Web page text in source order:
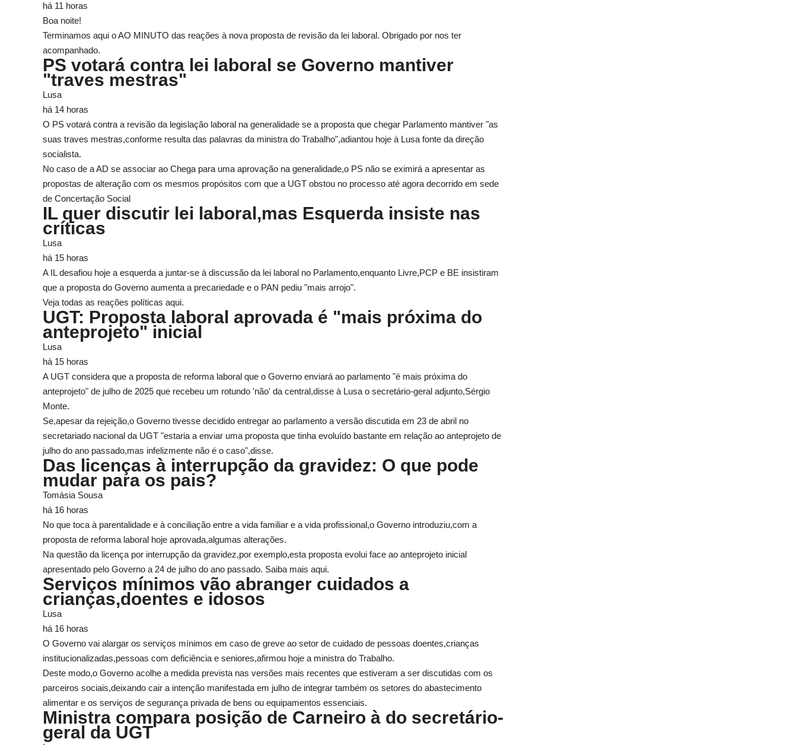
há 11 horas
Boa noite!
Terminamos aqui o AO MINUTO das reações à nova proposta de revisão da lei laboral. Obrigado por nos ter
acompanhado.
PS votará contra lei laboral se Governo mantiver
"traves mestras"
Lusa
há 14 horas
O PS votará contra a revisão da legislação laboral na generalidade se a proposta que chegar Parlamento mantiver "as
suas traves mestras,conforme resulta das palavras da ministra do Trabalho",adiantou hoje à Lusa fonte da direção
socialista.
No caso de a AD se associar ao Chega para uma aprovação na generalidade,o PS não se eximirá a apresentar as
propostas de alteração com os mesmos propósitos com que a UGT obstou no processo até agora decorrido em sede
de Concertação Social
IL quer discutir lei laboral,mas Esquerda insiste nas
críticas
Lusa
há 15 horas
A IL desafiou hoje a esquerda a juntar-se à discussão da lei laboral no Parlamento,enquanto Livre,PCP e BE insistiram
que a proposta do Governo aumenta a precariedade e o PAN pediu "mais arrojo".
Veja todas as reações políticas aqui.
UGT: Proposta laboral aprovada é "mais próxima do
anteprojeto" inicial
Lusa
há 15 horas
A UGT considera que a proposta de reforma laboral que o Governo enviará ao parlamento "é mais próxima do
anteprojeto" de julho de 2025 que recebeu um rotundo 'não' da central,disse à Lusa o secretário-geral adjunto,Sérgio
Monte.
Se,apesar da rejeição,o Governo tivesse decidido entregar ao parlamento a versão discutida em 23 de abril no
secretariado nacional da UGT "estaria a enviar uma proposta que tinha evoluído bastante em relação ao anteprojeto de
julho do ano passado,mas infelizmente não é o caso",disse.
Das licenças à interrupção da gravidez: O que pode
mudar para os pais?
Tomásia Sousa
há 16 horas
No que toca à parentalidade e à conciliação entre a vida familiar e a vida profissional,o Governo introduziu,com a
proposta de reforma laboral hoje aprovada,algumas alterações.
Na questão da licença por interrupção da gravidez,por exemplo,esta proposta evolui face ao anteprojeto inicial
apresentado pelo Governo a 24 de julho do ano passado. Saiba mais aqui.
Serviços mínimos vão abranger cuidados a
crianças,doentes e idosos
Lusa
há 16 horas
O Governo vai alargar os serviços mínimos em caso de greve ao setor de cuidado de pessoas doentes,crianças
institucionalizadas,pessoas com deficiência e seniores,afirmou hoje a ministra do Trabalho.
Deste modo,o Governo acolhe a medida prevista nas versões mais recentes que estiveram a ser discutidas com os
parceiros sociais,deixando cair a intenção manifestada em julho de integrar também os setores do abastecimento
alimentar e os serviços de segurança privada de bens ou equipamentos essenciais.
Ministra compara posição de Carneiro à do secretário-
geral da UGT